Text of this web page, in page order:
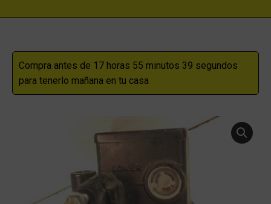
Compra antes de 17 horas 55 minutos 38 segundos
para tenerlo mañana en tu casa